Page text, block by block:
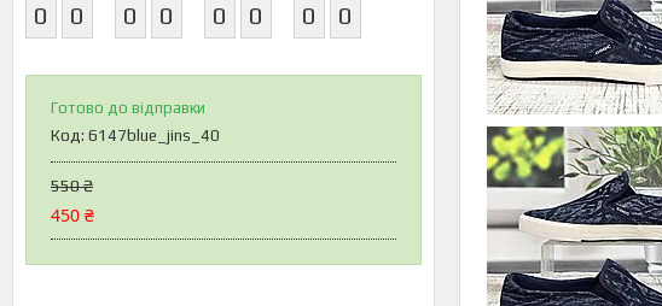
0 0 0 0 0 0 0 0
Готово до відправки
Код: 6147blue_jins_40
550 ₴
450 ₴